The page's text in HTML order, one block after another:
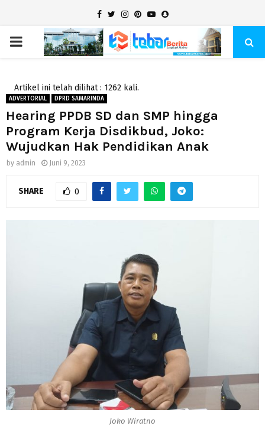
Facebook
TwitterInstagram
Pinterest
YoutubeSnapchat
PRIMARY
Artikel ini telah dilihat : 1262 kali.
ADVERTORIAL DPRD SAMARINDA
Hearing PPDB SD dan SMP hingga
Program Kerja Disdikbud, Joko:
Wujudkan Hak Pendidikan Anak
by admin Juni 9, 2023
SHARE 0
Joko Wiratno